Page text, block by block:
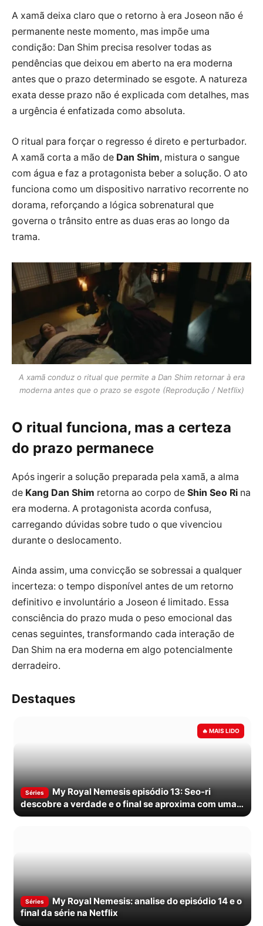
A xamã deixa claro que o retorno à era Joseon não é
permanente neste momento, mas impõe uma
condição: Dan Shim precisa resolver todas as
pendências que deixou em aberto na era moderna
antes que o prazo determinado se esgote. A natureza
exata desse prazo não é explicada com detalhes, mas
a urgência é enfatizada como absoluta.
O ritual para forçar o regresso é direto e perturbador.
A xamã corta a mão de Dan Shim, mistura o sangue
com água e faz a protagonista beber a solução. O ato
funciona como um dispositivo narrativo recorrente no
dorama, reforçando a lógica sobrenatural que
governa o trânsito entre as duas eras ao longo da
trama.
A xamã conduz o ritual que permite a Dan Shim retornar à era
moderna antes que o prazo se esgote (Reprodução / Netflix)
O ritual funciona, mas a certeza
do prazo permanece
Após ingerir a solução preparada pela xamã, a alma
de Kang Dan Shim retorna ao corpo de Shin Seo Ri na
era moderna. A protagonista acorda confusa,
carregando dúvidas sobre tudo o que vivenciou
durante o deslocamento.
Ainda assim, uma convicção se sobressai a qualquer
incerteza: o tempo disponível antes de um retorno
definitivo e involuntário a Joseon é limitado. Essa
consciência do prazo muda o peso emocional das
cenas seguintes, transformando cada interação de
Dan Shim na era moderna em algo potencialmente
derradeiro.
Destaques
Séries
My Royal Nemesis episódio 13: Seo-ri
descobre a verdade e o final se aproxima com uma
virada cruel
Séries
My Royal Nemesis: analise do episódio 14 e o
final da série na Netflix